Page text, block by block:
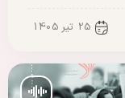
25 تیر 1405